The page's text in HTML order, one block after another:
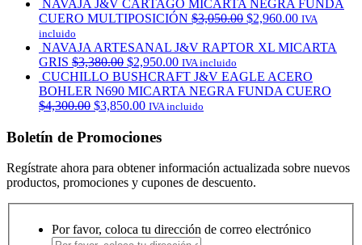
NAVAJA J&V CARTAGO MICARTA NEGRA FUNDA
CUERO MULTIPOSICIÓN $3,050.00 $2,960.00 IVA
incluido
NAVAJA ARTESANAL J&V RAPTOR XL MICARTA
GRIS $3,380.00 $2,950.00 IVA incluido
CUCHILLO BUSHCRAFT J&V EAGLE ACERO
BOHLER N690 MICARTA NEGRA FUNDA CUERO
$4,300.00 $3,850.00 IVA incluido
Boletín de Promociones
Regístrate ahora para obtener información actualizada sobre nuevos
productos, promociones y cupones de descuento.
Por favor, coloca tu dirección de correo electrónico